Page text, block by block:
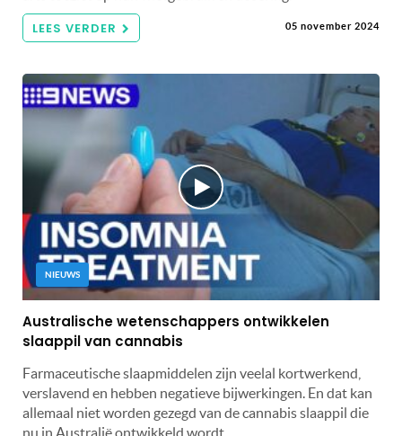
LEES VERDER 05 november 2024
NIEUWS
Australische wetenschappers ontwikkelen
slaappil van cannabis
Farmaceutische slaapmiddelen zijn veelal kortwerkend,
verslavend en hebben negatieve bijwerkingen. En dat kan
allemaal niet worden gezegd van de cannabis slaappil die
nu in Australië ontwikkeld wordt.